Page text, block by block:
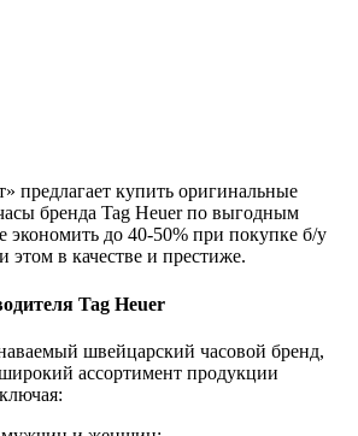
предлагает купить оригинальные
бренда Tag Heuer по выгодным
до 40-50% при покупке б/у
этом в качестве и престиже.
Tag Heuer
швейцарский часовой бренд,
ассортимент продукции